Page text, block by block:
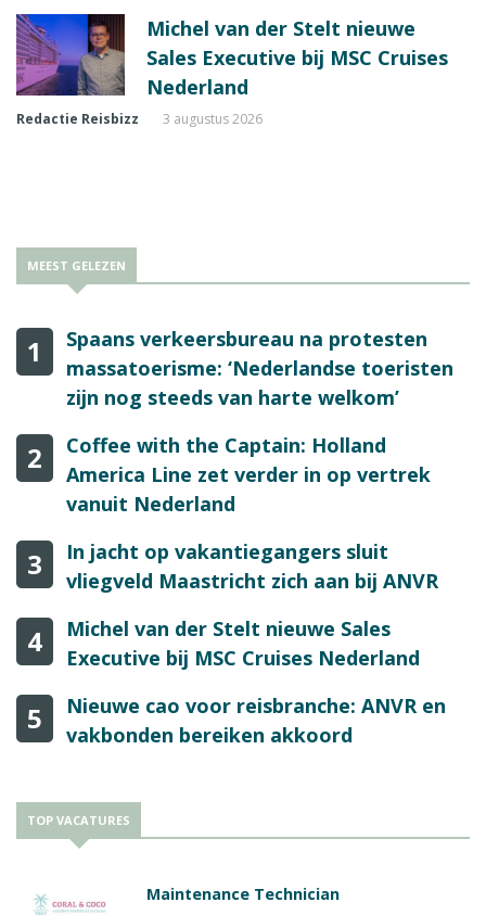
Michel van der Stelt nieuwe
Sales Executive bij MSC Cruises
Nederland
Redactie Reisbizz 3 augustus 2026
MEEST GELEZEN
1
Spaans verkeersbureau na protesten
massatoerisme: ‘Nederlandse toeristen
zijn nog steeds van harte welkom’
2
Coffee with the Captain: Holland
America Line zet verder in op vertrek
vanuit Nederland
3
In jacht op vakantiegangers sluit
vliegveld Maastricht zich aan bij ANVR
4
Michel van der Stelt nieuwe Sales
Executive bij MSC Cruises Nederland
5
Nieuwe cao voor reisbranche: ANVR en
vakbonden bereiken akkoord
TOP VACATURES
Maintenance Technician